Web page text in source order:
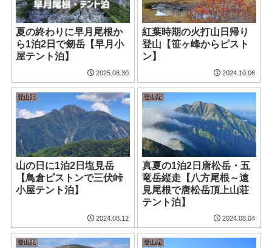
夏の終わりに早月尾根か
ら1泊2日で剱岳【早月小
屋テント泊】
2025.08.30
紅葉時期の火打山日帰り
登山【笹ヶ峰からピスト
ン】
2024.10.06
登山記
山の日に1泊2日塩見岳
【鳥倉ピストンで三伏峠
小屋テント泊】
2024.08.12
登山記
真夏の1泊2日唐松岳・五
竜岳縦走【八方尾根～遠
見尾根で唐松岳頂上山荘
テント泊】
2024.08.04
登山記 登山記